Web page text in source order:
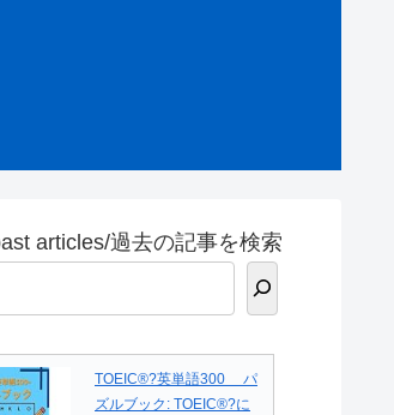
articles/過去の記事を検索
TOEIC®?英単語300 パ
ズルブック: TOEIC®?に